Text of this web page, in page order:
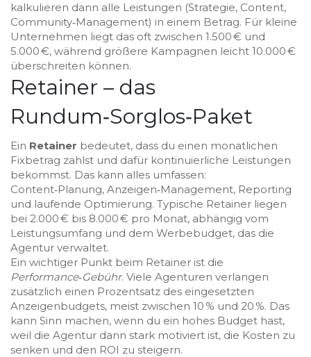
kalkulieren dann alle Leistungen (Strategie, Content,
Community‑Management) in einem Betrag. Für kleine
Unternehmen liegt das oft zwischen 1.500 € und
5.000 €, während größere Kampagnen leicht 10.000 €
überschreiten können.
Retainer – das
Rundum‑Sorglos‑Paket
Ein Retainer bedeutet, dass du einen monatlichen
Fixbetrag zahlst und dafür kontinuierliche Leistungen
bekommst. Das kann alles umfassen:
Content‑Planung, Anzeigen‑Management, Reporting
und laufende Optimierung. Typische Retainer liegen
bei 2.000 € bis 8.000 € pro Monat, abhängig vom
Leistungsumfang und dem Werbebudget, das die
Agentur verwaltet.
Ein wichtiger Punkt beim Retainer ist die
Performance‑Gebühr. Viele Agenturen verlangen
zusätzlich einen Prozentsatz des eingesetzten
Anzeigenbudgets, meist zwischen 10 % und 20 %. Das
kann Sinn machen, wenn du ein hohes Budget hast,
weil die Agentur dann stark motiviert ist, die Kosten zu
senken und den ROI zu steigern.